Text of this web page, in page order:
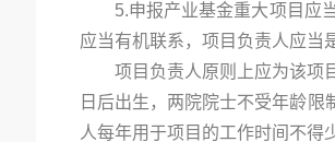
5.申报产业基金重大项目应
应当有机联系，项目负责人应当
项目负责人原则上应为该项
日后出生，两院院士不受年龄
人每年用于项目的工作时间不得